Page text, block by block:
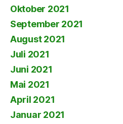
Oktober 2021
September 2021
August 2021
Juli 2021
Juni 2021
Mai 2021
April 2021
Januar 2021